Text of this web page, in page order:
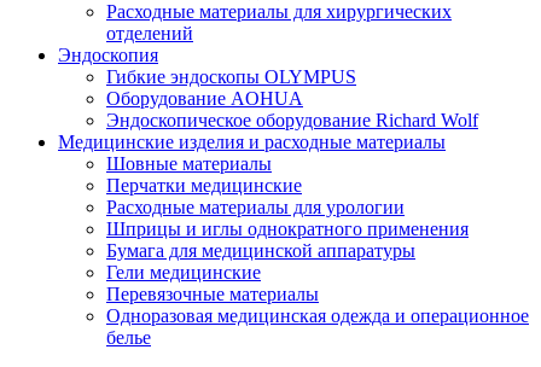
Расходные материалы для хирургических
отделений
Эндоскопия
Гибкие эндоскопы OLYMPUS
Оборудование AOHUA
Эндоскопическое оборудование Richard Wolf
Медицинские изделия и расходные материалы
Шовные материалы
Перчатки медицинские
Расходные материалы для урологии
Шприцы и иглы однократного применения
Бумага для медицинской аппаратуры
Гели медицинские
Перевязочные материалы
Одноразовая медицинская одежда и операционное
белье